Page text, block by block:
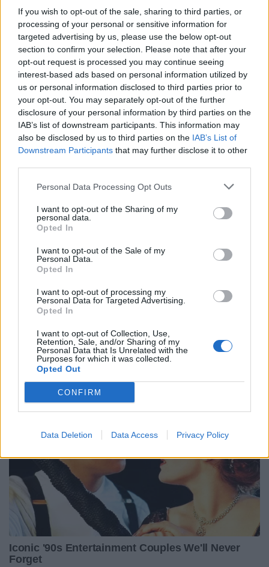
If you wish to opt-out of the sale, sharing to third parties, or
processing of your personal or sensitive information for
targeted advertising by us, please use the below opt-out
section to confirm your selection. Please note that after your
opt-out request is processed you may continue seeing
interest-based ads based on personal information utilized by
us or personal information disclosed to third parties prior to
your opt-out. You may separately opt-out of the further
disclosure of your personal information by third parties on the
IAB’s list of downstream participants. This information may
also be disclosed by us to third parties on the IAB’s List of
Downstream Participants that may further disclose it to other
Personal Data Processing Opt Outs
I want to opt-out of the Sharing of my
personal data.
Opted In
I want to opt-out of the Sale of my
Personal Data.
Opted In
I want to opt-out of processing my
Personal Data for Targeted Advertising.
Opted In
I want to opt-out of Collection, Use,
Retention, Sale, and/or Sharing of my
Personal Data that Is Unrelated with the
Purposes for which it was collected.
Opted Out
CONFIRM
Data Deletion Data Access Privacy Policy